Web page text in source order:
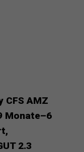
CFS AMZ
Monate–6
2.3